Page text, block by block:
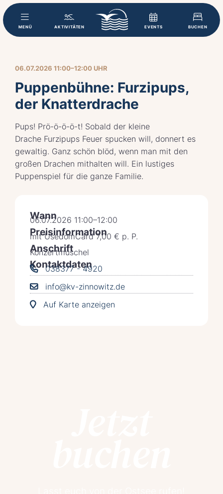
MENÜ AKTIVITÄTEN EVENTS BUCHEN
06.07.2026 11:00–12:00 UHR
Puppenbühne: Furzipups,
der Knatterdrache
Pups! Prö-ö-ö-ö-t! Sobald der kleine
Drache Furzipups Feuer spucken will, donnert es
gewaltig. Ganz schön blöd, wenn man mit den
großen Drachen mithalten will. Ein lustiges
Puppenspiel für die ganze Familie.
Wann
06.07.2026 11:00–12:00
Preisinformation
mit UsedomCard 7,00 € p. P.
Anschrift
Konzertmuschel
Kontaktdaten
038377 - 4920
info@kv-zinnowitz.de
Auf Karte anzeigen